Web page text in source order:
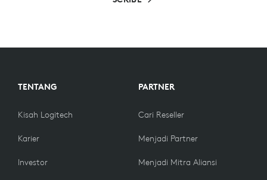
TENTANG
Kisah Logitech
Karier
Investor
PARTNER
Cari Reseller
Menjadi Partner
Menjadi Mitra Aliansi